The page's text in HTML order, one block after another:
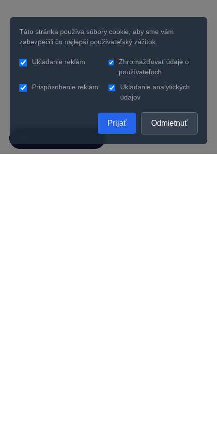
Táto stránka používa súbory cookie, aby sme vám
zabezpečili čo najlepší používateľský zážitok.
Ukladanie reklám
Zhromažďovať údaje o
používateľoch
Prispôsobenie reklám
Ukladanie analytických
údajov
Prijať Odmietnuť